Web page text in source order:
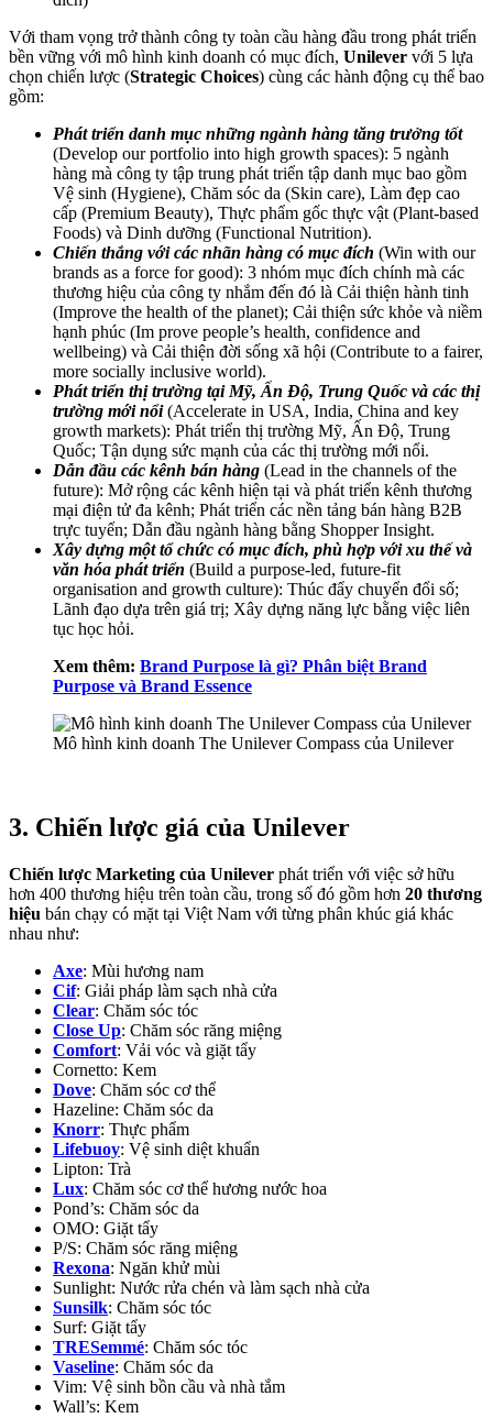
Với tham vọng trở thành công ty toàn cầu hàng đầu trong phát triển
bền vững với mô hình kinh doanh có mục đích, Unilever với 5 lựa
chọn chiến lược (Strategic Choices) cùng các hành động cụ thể bao
gồm:
Phát triển danh mục những ngành hàng tăng trưởng tốt
(Develop our portfolio into high growth spaces): 5 ngành
hàng mà công ty tập trung phát triển tập danh mục bao gồm
Vệ sinh (Hygiene), Chăm sóc da (Skin care), Làm đẹp cao
cấp (Premium Beauty), Thực phẩm gốc thực vật (Plant-based
Foods) và Dinh dưỡng (Functional Nutrition).
Chiến thắng với các nhãn hàng có mục đích (Win with our
brands as a force for good): 3 nhóm mục đích chính mà các
thương hiệu của công ty nhắm đến đó là Cải thiện hành tinh
(Improve the health of the planet); Cải thiện sức khỏe và niềm
hạnh phúc (Im prove people’s health, confidence and
wellbeing) và Cải thiện đời sống xã hội (Contribute to a fairer,
more socially inclusive world).
Phát triển thị trường tại Mỹ, Ấn Độ, Trung Quốc và các thị
trường mới nổi(Accelerate in USA, India, China and key
growth markets): Phát triển thị trường Mỹ, Ấn Độ, Trung
Quốc; Tận dụng sức mạnh của các thị trường mới nổi.
Dẫn đầu các kênh bán hàng (Lead in the channels of the
future): Mở rộng các kênh hiện tại và phát triển kênh thương
mại điện tử đa kênh; Phát triển các nền tảng bán hàng B2B
trực tuyến; Dẫn đầu ngành hàng bằng Shopper Insight.
Xây dựng một tổ chức có mục đích, phù hợp với xu thế và
văn hóa phát triển (Build a purpose-led, future-fit
organisation and growth culture): Thúc đẩy chuyển đổi số;
Lãnh đạo dựa trên giá trị; Xây dựng năng lực bằng việc liên
tục học hỏi.
Xem thêm: Brand Purpose là gì? Phân biệt Brand
Purpose và Brand Essence
Mô hình kinh doanh The Unilever Compass của Unilever
3. Chiến lược giá của Unilever
Chiến lược Marketing của Unilever phát triển với việc sở hữu
hơn 400 thương hiệu trên toàn cầu, trong số đó gồm hơn 20 thương
hiệu bán chạy có mặt tại Việt Nam với từng phân khúc giá khác
nhau như:
Axe: Mùi hương nam
Cif: Giải pháp làm sạch nhà cửa
Clear: Chăm sóc tóc
Close Up: Chăm sóc răng miệng
Comfort: Vải vóc và giặt tẩy
Cornetto: Kem
Dove: Chăm sóc cơ thể
Hazeline: Chăm sóc da
Knorr: Thực phẩm
Lifebuoy: Vệ sinh diệt khuẩn
Lipton: Trà
Lux: Chăm sóc cơ thể hương nước hoa
Pond’s: Chăm sóc da
OMO: Giặt tẩy
P/S: Chăm sóc răng miệng
Rexona: Ngăn khử mùi
Sunlight: Nước rửa chén và làm sạch nhà cửa
Sunsilk: Chăm sóc tóc
Surf: Giặt tẩy
TRESemmé: Chăm sóc tóc
Vaseline: Chăm sóc da
Vim: Vệ sinh bồn cầu và nhà tắm
Wall’s: Kem